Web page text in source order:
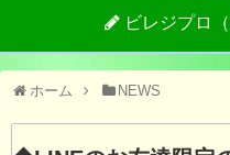
ビレジプロ
ホーム NEWS